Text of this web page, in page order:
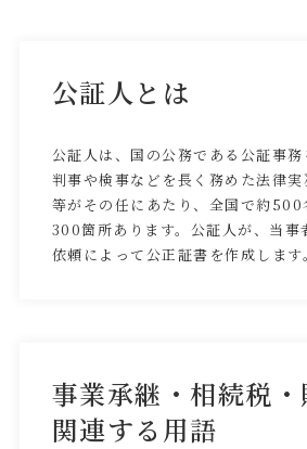
公証人とは
公証人は、国の公務である公証事務
判事や検事などを長く務めた法律
等がその任にあたり、全国で約500
300箇所あります。公証人が、当事
依頼によって公正証書を作成します。
事業承継・相続税
関連する用語